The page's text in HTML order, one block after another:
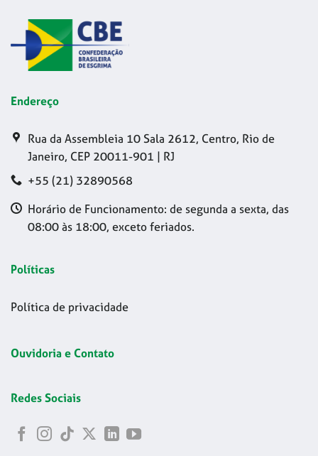
Endereço
Rua da Assembleia 10 Sala 2612, Centro, Rio de
Janeiro, CEP 20011-901 | RJ
+55 (21) 32890568
Horário de Funcionamento: de segunda a sexta, das
08:00 às 18:00, exceto feriados.
Políticas
Política de privacidade
Ouvidoria e Contato
Redes Sociais